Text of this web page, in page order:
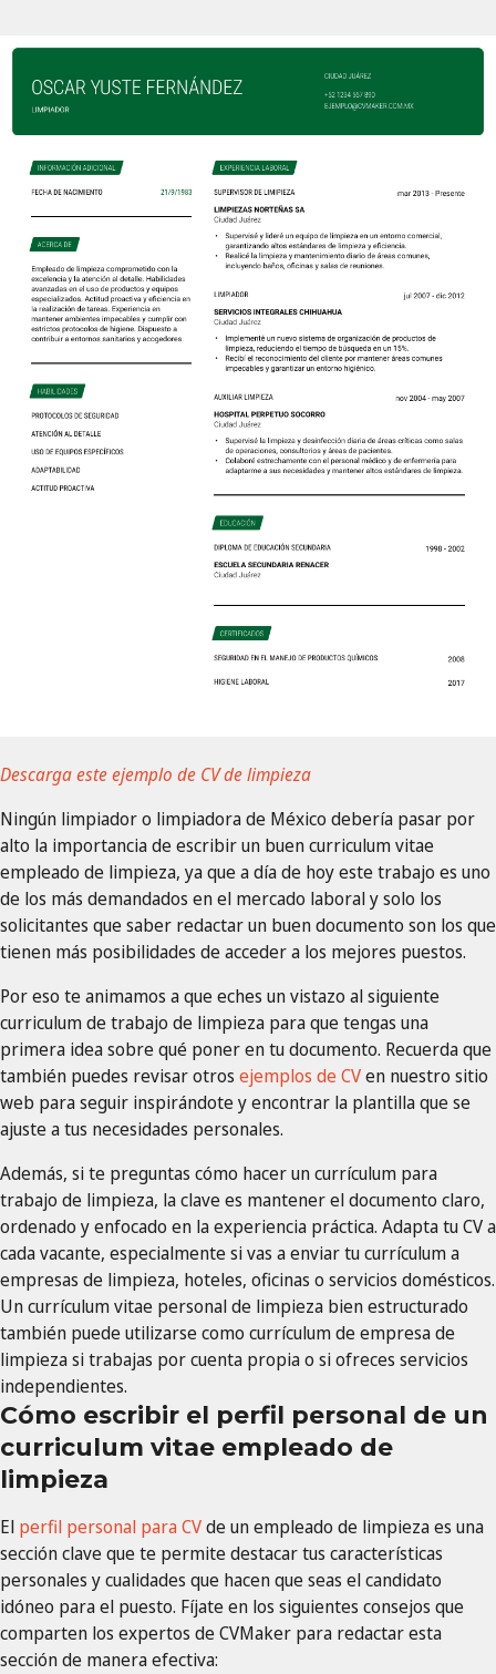
D escarga este ejemplo de CV de limpieza
Ningún limpiador o limpiadora de México debería pasar por
alto la importancia de escribir un buen curriculum vitae
empleado de limpieza, ya que a día de hoy este trabajo es uno
de los más demandados en el mercado laboral y solo los
solicitantes que saber redactar un buen documento son los que
tienen más posibilidades de acceder a los mejores puestos.
Por eso te animamos a que eches un vistazo al siguiente
curriculum de trabajo de limpieza para que tengas una
primera idea sobre qué poner en tu documento. Recuerda que
también puedes revisar otros ejemplos de CVen nuestro sitio
web para seguir inspirándote y encontrar la plantilla que se
ajuste a tus necesidades personales.
Además, si te preguntas cómo hacer un currículum para
trabajo de limpieza, la clave es mantener el documento claro,
ordenado y enfocado en la experiencia práctica. Adapta tu CV a
cada vacante, especialmente si vas a enviar tu currículum a
empresas de limpieza, hoteles, oficinas o servicios domésticos.
Un currículum vitae personal de limpieza bien estructurado
también puede utilizarse como currículum de empresa de
limpieza si trabajas por cuenta propia o si ofreces servicios
independientes.
Cómo escribir el perfil personal de un
curriculum vitae empleado de
limpieza
El perfil personal para CVde un empleado de limpieza es una
sección clave que te permite destacar tus características
personales y cualidades que hacen que seas el candidato
idóneo para el puesto. Fíjate en los siguientes consejos que
comparten los expertos de CVMaker para redactar esta
sección de manera efectiva: